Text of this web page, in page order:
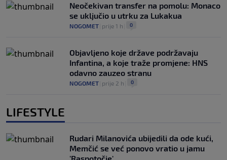
Neočekivan transfer na pomolu: Monaco
se uključio u utrku za Lukakua
NOGOMET prije 1 h 0
Objavljeno koje države podržavaju
Infantina, a koje traže promjene: HNS
odavno zauzeo stranu
NOGOMET prije 2 h 0
LIFESTYLE
Rudari Milanovića ubijedili da ode kući,
Memčić se već ponovo vratio u jamu